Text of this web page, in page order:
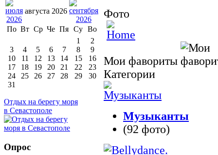
Фото
Мои фавориты
Категории
Музыканты
(92 фото)
августа 2026
По Вт Ср Че Пя Су Во
1
2
3
4 5 6 7 8
9
10
11 12 13 14 15
16
17
18 19 20 21 22
23
24
25 26 27 28 29
30
31
Отдых на берегу моря
в Севастополе
Опрос